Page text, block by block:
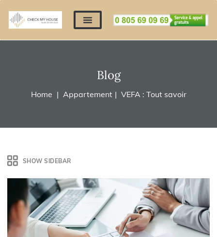
Blog
Home Appartement VEFA : Tout savoir
SHOW SIDEBAR